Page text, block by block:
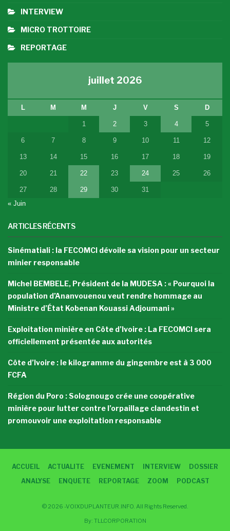
INTERVIEW
MICRO TROTTOIRE
REPORTAGE
juillet 2026
L M M J V S D
1 2 3 4 5
6 7 8 9 10 11 12
13 14 15 16 17 18 19
20 21 22 23 24 25 26
27 28 29 30
31
« Juin
ARTICLES RÉCENTS
Sinématiali : la FECOMCI dévoile sa vision pour un secteur
minier responsable
Michel BEMBELE, Président de la MUDESA : « Pourquoi la
population d’Ananvouenou veut rendre hommage au
Ministre d’État Kobenan Kouassi Adjoumani »
Exploitation minière en Côte d’Ivoire : La FECOMCI sera
officiellement présentée aux autorités
Côte d’Ivoire : le kilogramme du gingembre est à 3 000
FCFA
Région du Poro : Solognougo crée une coopérative
minière pour lutter contre l’orpaillage clandestin et
promouvoir une exploitation responsable
ACCUEIL ACTUALITE EVENEMENT INTERVIEW
DOSSIER
ANALYSE
ENQUETE REPORTAGE ZOOM PODCAST
© 2026 -VOIXDUPLANTEUR.INFO. All Rights Reserved.
By: TLLCORPORATION